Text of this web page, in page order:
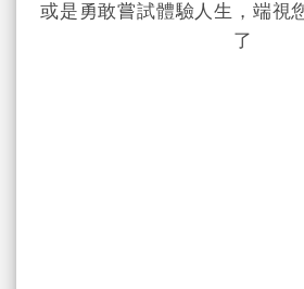
或是勇敢嘗試體驗人生，端視
了